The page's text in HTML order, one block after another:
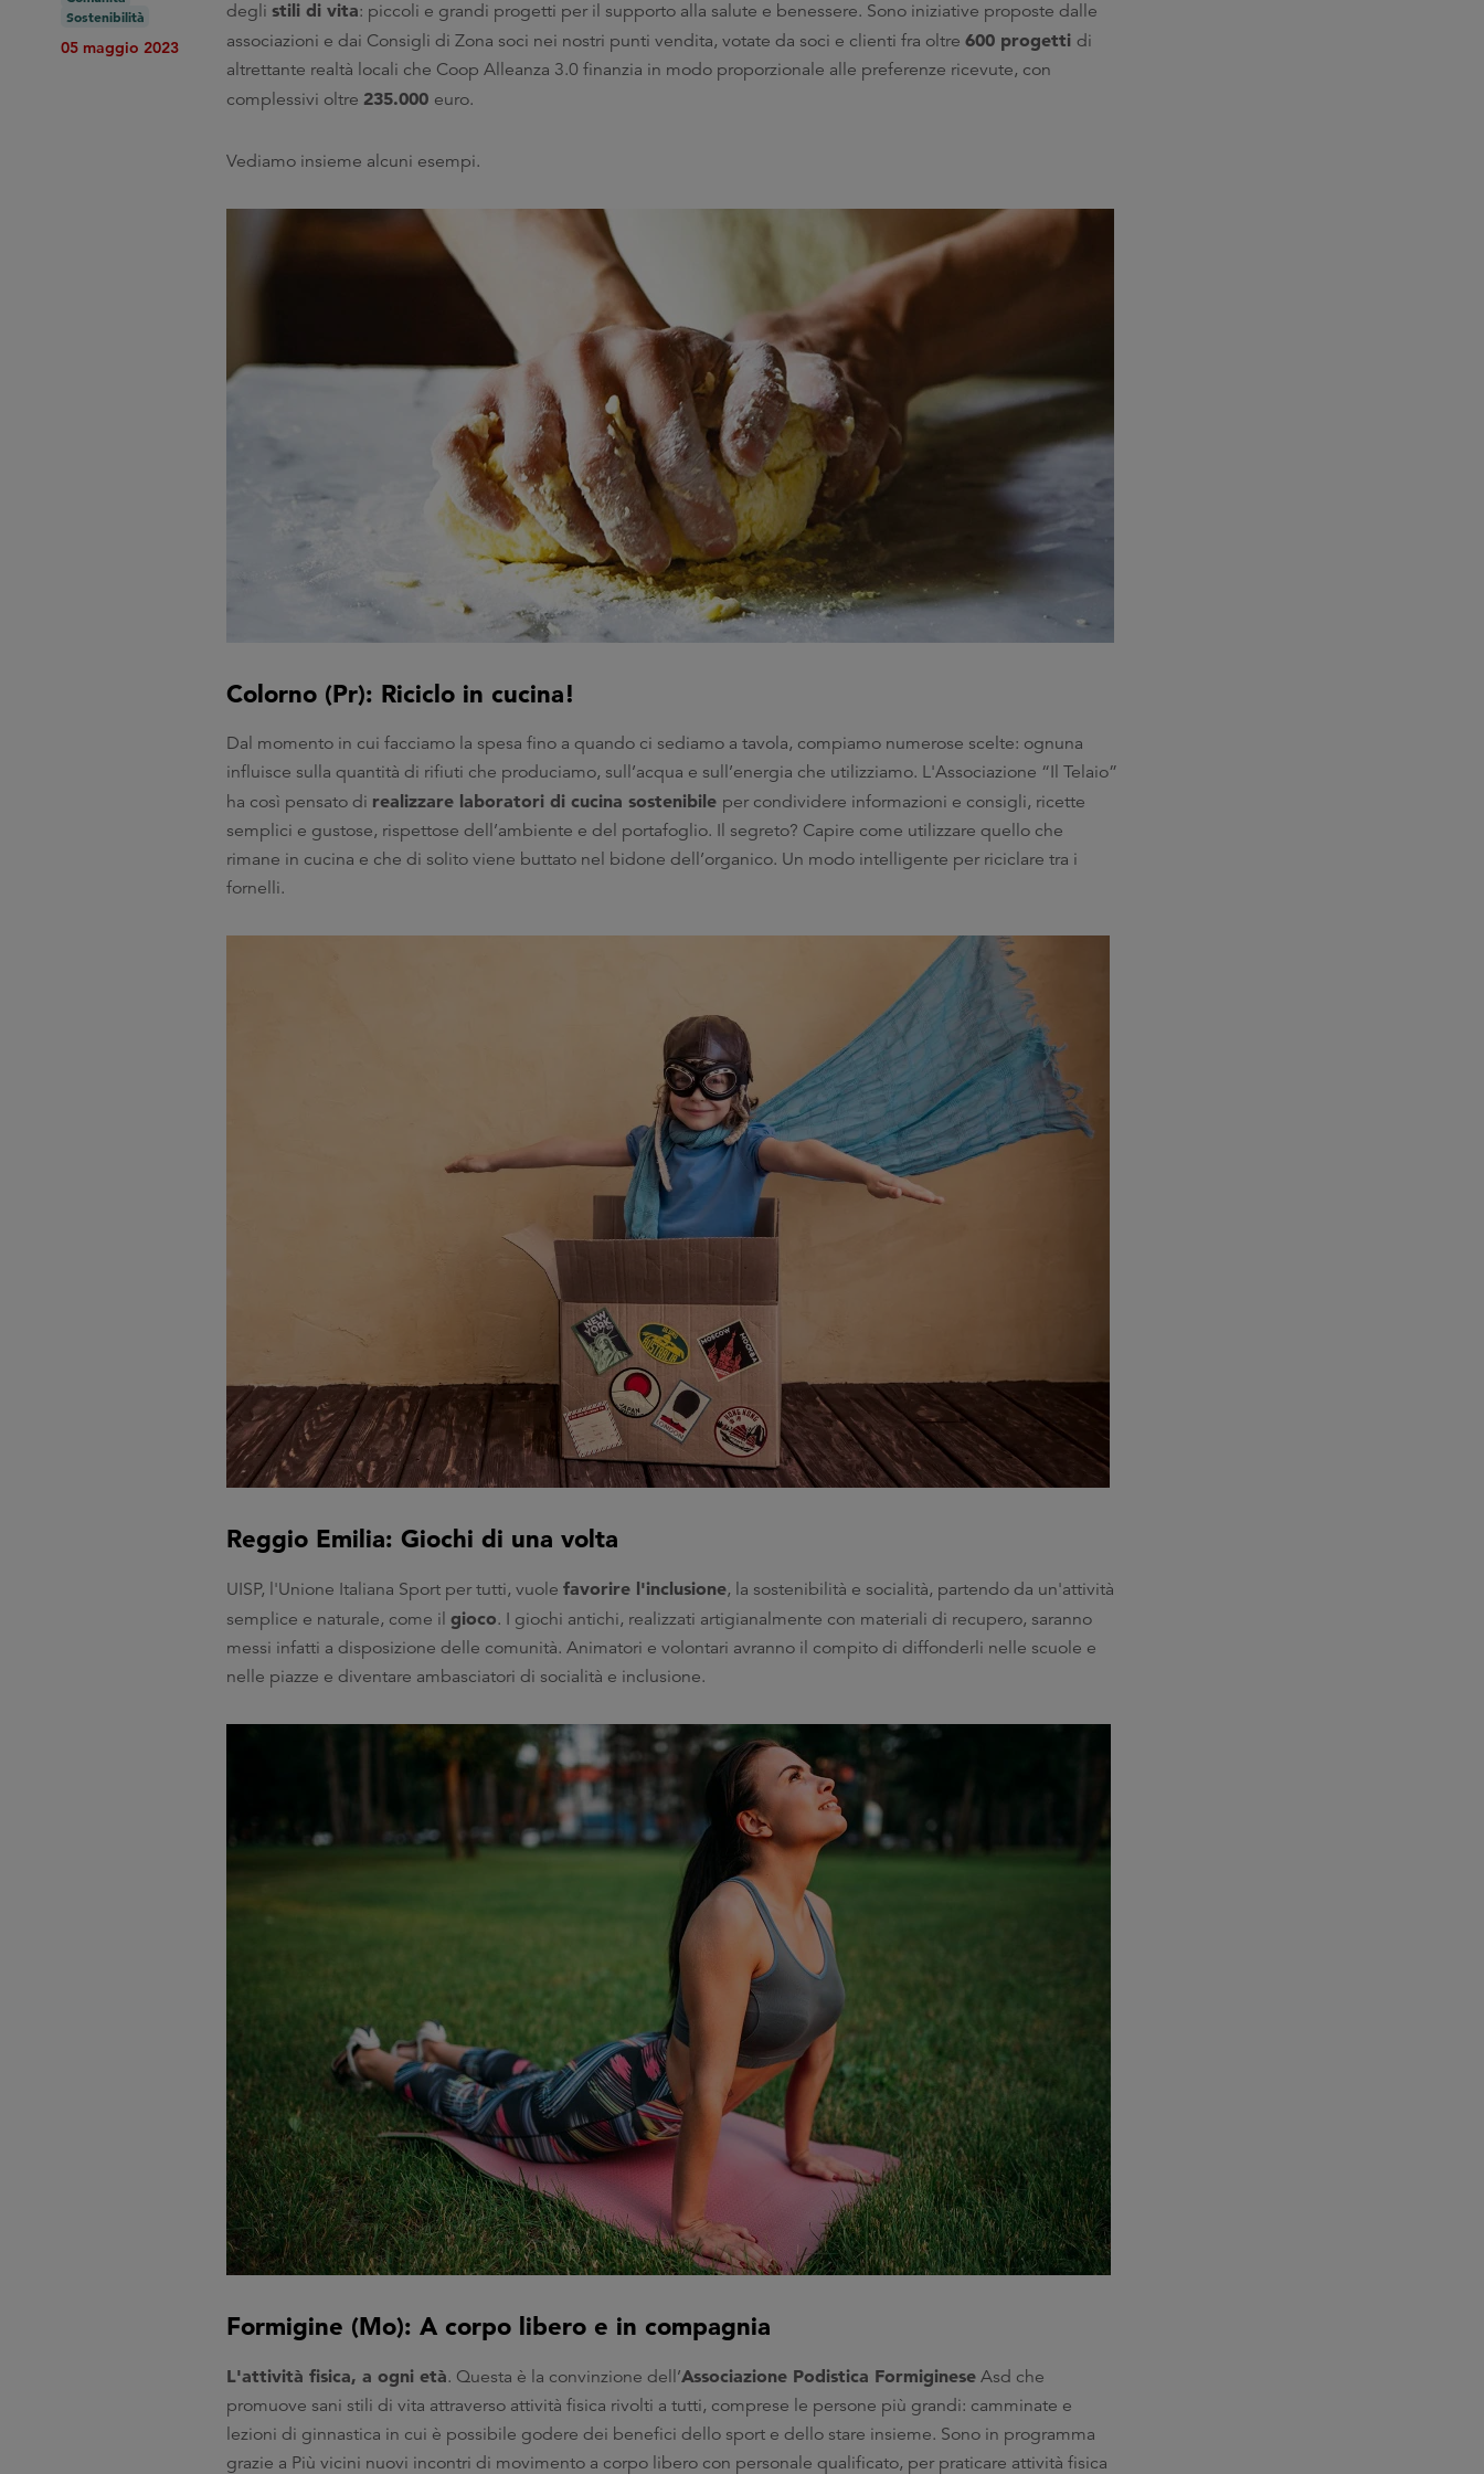
Sostenibilità
05 maggio 2023
degli stili di vita: piccoli e grandi progetti per il supporto alla salute e benessere. Sono iniziative proposte dalle
associazioni e dai Consigli di Zona soci nei nostri punti vendita, votate da soci e clienti fra oltre 600 progetti di
altrettante realtà locali che Coop Alleanza 3.0 finanzia in modo proporzionale alle preferenze ricevute, con
complessivi oltre 235.000 euro.
Vediamo insieme alcuni esempi.
Colorno (Pr): Riciclo in cucina!
Dal momento in cui facciamo la spesa fino a quando ci sediamo a tavola, compiamo numerose scelte: ognuna
influisce sulla quantità di rifiuti che produciamo, sull’acqua e sull’energia che utilizziamo. L'Associazione “Il Telaio”
ha così pensato di realizzare laboratori di cucina sostenibile per condividere informazioni e consigli, ricette
semplici e gustose, rispettose dell’ambiente e del portafoglio. Il segreto? Capire come utilizzare quello che
rimane in cucina e che di solito viene buttato nel bidone dell’organico. Un modo intelligente per riciclare tra i
fornelli.
Reggio Emilia: Giochi di una volta
UISP, l'Unione Italiana Sport per tutti, vuole favorire l'inclusione, la sostenibilità e socialità, partendo da un'attività
semplice e naturale, come il gioco. I giochi antichi, realizzati artigianalmente con materiali di recupero, saranno
messi infatti a disposizione delle comunità. Animatori e volontari avranno il compito di diffonderli nelle scuole e
nelle piazze e diventare ambasciatori di socialità e inclusione.
Formigine (Mo): A corpo libero e in compagnia
L'attività fisica, a ogni età. Questa è la convinzione dell’Associazione Podistica Formiginese Asd che
promuove sani stili di vita attraverso attività fisica rivolti a tutti, comprese le persone più grandi: camminate e
lezioni di ginnastica in cui è possibile godere dei benefici dello sport e dello stare insieme. Sono in programma
grazie a Più vicini nuovi incontri di movimento a corpo libero con personale qualificato, per praticare attività fisica